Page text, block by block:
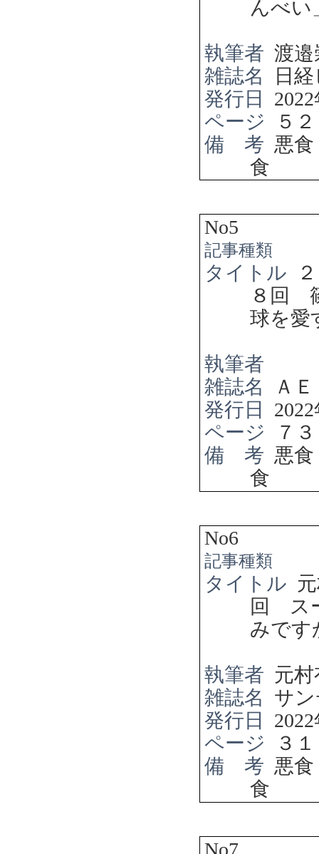
んべい
執筆者 渡邉
雑誌名
日
発行日
2022
ページ
５
備 考 悪
食
No5
記事種類
タイトル
８回
球を愛
執筆者
雑誌名
Ａ
発行日
2022
ページ
７３
備 考 悪
食
No6
記事種類
タイトル
回 ス
みで
執筆者 元
雑誌名
サ
発行日
2022
ページ
３１
備 考 悪
食
No7